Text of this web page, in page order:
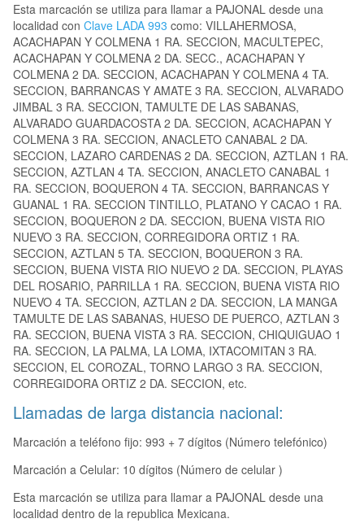
Esta marcación se utiliza para llamar a PAJONAL desde una
localidad con Clave LADA 993 como: VILLAHERMOSA,
ACACHAPAN Y COLMENA 1 RA. SECCION, MACULTEPEC,
ACACHAPAN Y COLMENA 2 DA. SECC., ACACHAPAN Y
COLMENA 2 DA. SECCION, ACACHAPAN Y COLMENA 4 TA.
SECCION, BARRANCAS Y AMATE 3 RA. SECCION, ALVARADO
JIMBAL 3 RA. SECCION, TAMULTE DE LAS SABANAS,
ALVARADO GUARDACOSTA 2 DA. SECCION, ACACHAPAN Y
COLMENA 3 RA. SECCION, ANACLETO CANABAL 2 DA.
SECCION, LAZARO CARDENAS 2 DA. SECCION, AZTLAN 1 RA.
SECCION, AZTLAN 4 TA. SECCION, ANACLETO CANABAL 1
RA. SECCION, BOQUERON 4 TA. SECCION, BARRANCAS Y
GUANAL 1 RA. SECCION TINTILLO, PLATANO Y CACAO 1 RA.
SECCION, BOQUERON 2 DA. SECCION, BUENA VISTA RIO
NUEVO 3 RA. SECCION, CORREGIDORA ORTIZ 1 RA.
SECCION, AZTLAN 5 TA. SECCION, BOQUERON 3 RA.
SECCION, BUENA VISTA RIO NUEVO 2 DA. SECCION, PLAYAS
DEL ROSARIO, PARRILLA 1 RA. SECCION, BUENA VISTA RIO
NUEVO 4 TA. SECCION, AZTLAN 2 DA. SECCION, LA MANGA
TAMULTE DE LAS SABANAS, HUESO DE PUERCO, AZTLAN 3
RA. SECCION, BUENA VISTA 3 RA. SECCION, CHIQUIGUAO 1
RA. SECCION, LA PALMA, LA LOMA, IXTACOMITAN 3 RA.
SECCION, EL COROZAL, TORNO LARGO 3 RA. SECCION,
CORREGIDORA ORTIZ 2 DA. SECCION, etc.
Llamadas de larga distancia nacional:
Marcación a teléfono fijo: 993 + 7 dígitos (Número telefónico)
Marcación a Celular: 10 dígitos (Número de celular )
Esta marcación se utiliza para llamar a PAJONAL desde una
localidad dentro de la republica Mexicana.